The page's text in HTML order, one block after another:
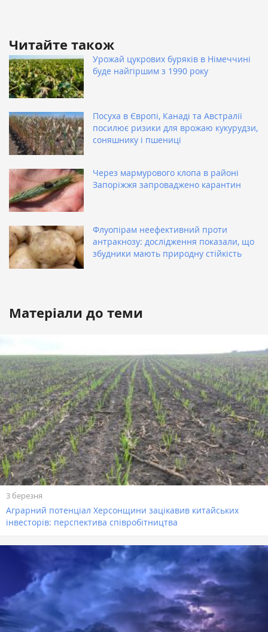
Читайте також
Урожай цукрових буряків в Німеччині
буде найгіршим з 1990 року
Посуха в Європі, Канаді та Австралії
посилює ризики для врожаю кукурудзи,
соняшнику і пшениці
Через мармурового клопа в районі
Запоріжжя запроваджено карантин
Флуопірам неефективний проти
антракнозу: дослідження показали, що
збудники мають природну стійкість
Матеріали до теми
3 березня
Аграрний потенціал Херсонщини зацікавив китайських
інвесторів: перспектива співробітництва